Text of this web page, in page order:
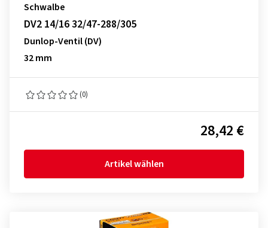
Schwalbe
DV2 14/16 32/47-288/305
Dunlop-Ventil (DV)
32 mm
(0)
28,42 €
Artikel wählen